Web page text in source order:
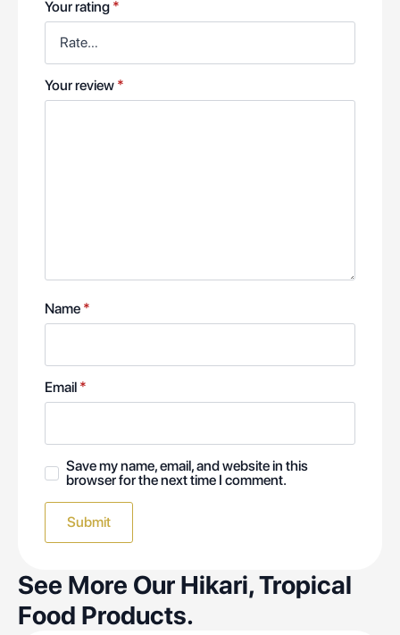
Your rating *
Your review *
Name *
Email *
Save my name, email, and website in this
browser for the next time I comment.
See More Our Hikari, Tropical
Food Products.